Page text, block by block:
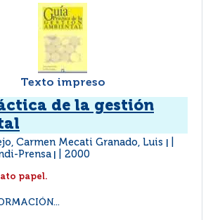
Texto impreso
de la gestión
Carmen Mecati Granado, Luis
Prensa 2000
papel.